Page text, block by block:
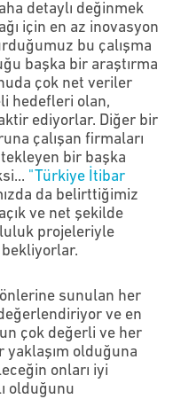
detaylı değinmek
için en az inovasyon
bu çalışma
başka bir araştırma
çok net veriler
hedefleri olan,
ediyorlar. Diğer bir
çalışan firmaları
bir başka
"Türkiye İtibar
da belirttiğimiz
ve net şekilde
projeleriyle
bekliyorlar.
sunulan her
ve en
çok değerli ve her
yaklaşım olduğuna
onları iyi
olduğunu